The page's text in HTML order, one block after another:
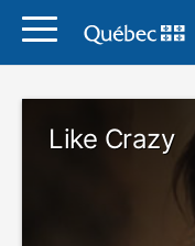
Like Crazy